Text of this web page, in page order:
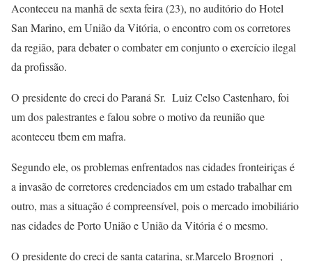
Aconteceu na manhã de sexta feira (23), no auditório do Hotel
San Marino, em União da Vitória, o encontro com os corretores
da região, para debater o combater em conjunto o exercício ilegal
da profissão.
O presidente do creci do Paraná Sr. Luiz Celso Castenharo, foi
um dos palestrantes e falou sobre o motivo da reunião que
aconteceu tbem em mafra.
Segundo ele, os problemas enfrentados nas cidades fronteiriças é
a invasão de corretores credenciados em um estado trabalhar em
outro, mas a situação é compreensível, pois o mercado imobiliário
nas cidades de Porto União e União da Vitória é o mesmo.
O presidente do creci de santa catarina, sr.Marcelo Brognori ,